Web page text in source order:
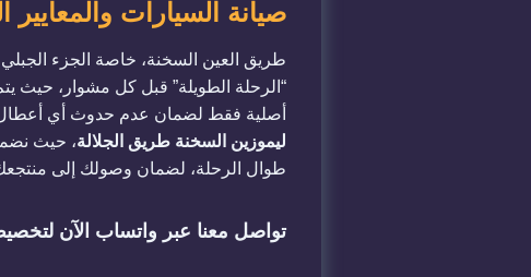
صيانة السيارات
طريق العين السخنة، خاصة الجزء
“الرحلة الطويلة” قبل كل مشوار، حيث
أصلية فقط لضمان عدم حدوث أي أعطال
ليموزين السخنة طريق الجلالة، حيث
طوال الرحلة، لضمان وصولك إلى
تواصل معنا عبر واتساب الآن